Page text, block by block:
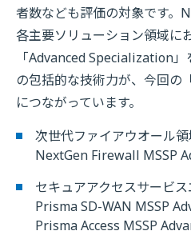
者数なども評価の対象です。
各主要ソリューション領域に
「Advanced Specialization
の包括的な技術力が、今回
につながっています。
次世代ファイアウオール領
NextGen Firewall MSSP
セキュアアクセスサービ
Prisma SD-WAN MSSP
Prisma Access MSSP